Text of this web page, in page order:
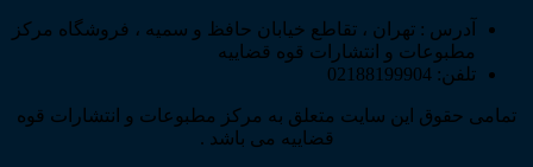
آدرس : تهران ، تقاطع خیابان حافظ و سمیه ، فروشگاه مرکز
مطبوعات و انتشارات قوه قضاییه
تلفن: 02188199904
تمامی حقوق این سایت متعلق به مرکز مطبوعات و انتشارات قوه
قضاییه می باشد .